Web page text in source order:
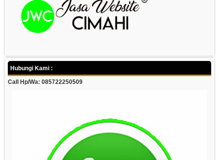
Hubungi Kami :
Call Hp/Wa: 085722250509